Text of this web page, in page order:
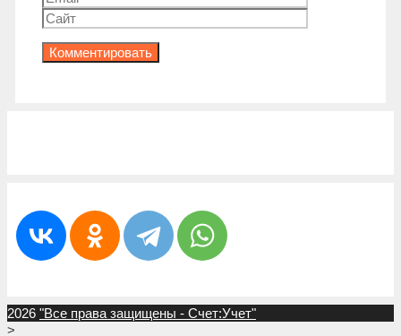
2026 "Все права защищены - Счет:Учет"
>